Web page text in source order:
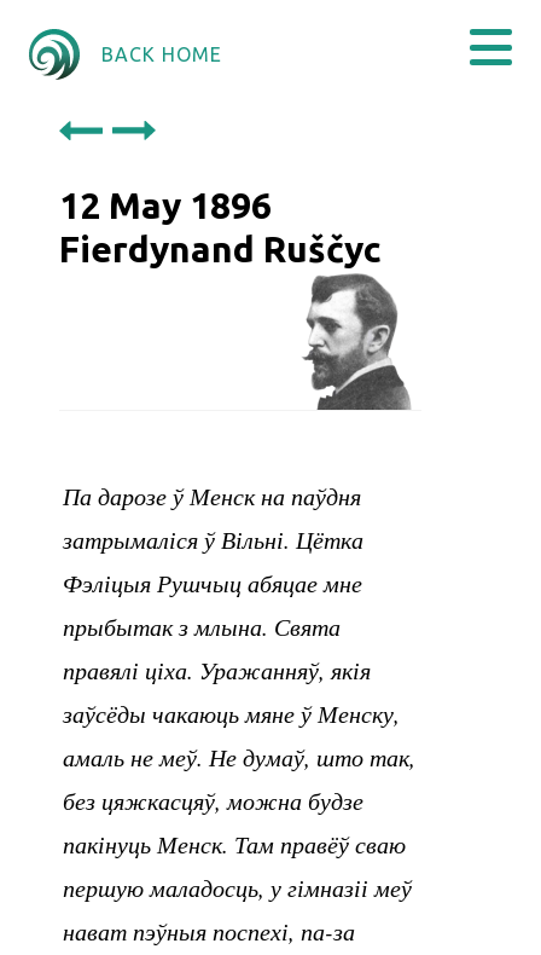
BACK HOME
12 May 1896
Fierdynand Ruščyc
Па дарозе ў Менск на паўдня
затрымаліся ў Вільні. Цётка
Фэліцыя Рушчыц абяцае мне
прыбытак з млына. Свята
правялі ціха. Уражанняў, якія
заўсёды чакаюць мяне ў Менску,
амаль не меў. Не думаў, што так,
без цяжкасцяў, можна будзе
пакінуць Менск. Там правёў сваю
першую маладосць, у гімназіі меў
нават пэўныя поспехі, па-за